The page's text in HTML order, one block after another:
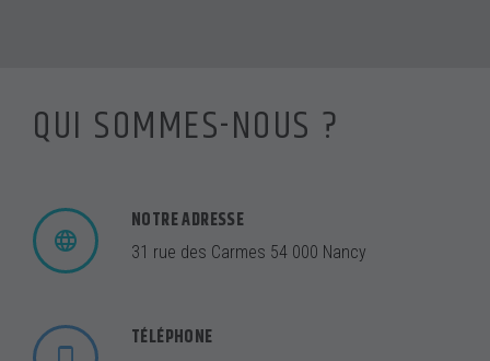
QUI SOMMES-NOUS ?
NOTRE ADRESSE
31 rue des Carmes 54 000 Nancy
TÉLÉPHONE